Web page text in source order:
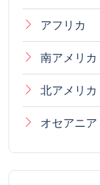
アフリカ
南アメリカ
北アメリカ
オセアニア